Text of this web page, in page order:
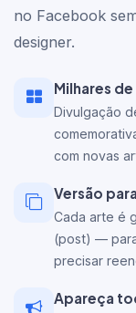
no Facebook
designer.
Milhares
Divulgação
com novas
Versão
Cada arte é
(post) —
precisar
Apareça